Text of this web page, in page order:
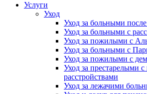
Услуги
Уход
Уход за больными после
Уход за больными с
Уход за пожилыми с
Уход за больными с
Уход за пожилыми с
Уход за престарелыми
расстройствами
Уход за лежачими